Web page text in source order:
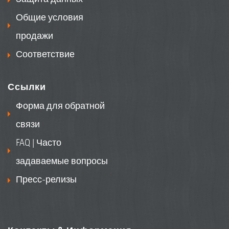
Общие условия
продажи
Соответствие
Ссылки
Форма для обратной
связи
FAQ | Часто
задаваемые вопросы
Пресс-релизы